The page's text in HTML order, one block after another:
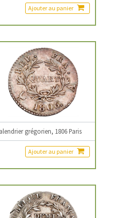
Ajouter au panier
grégorien, 1806 Paris
Ajouter au panier